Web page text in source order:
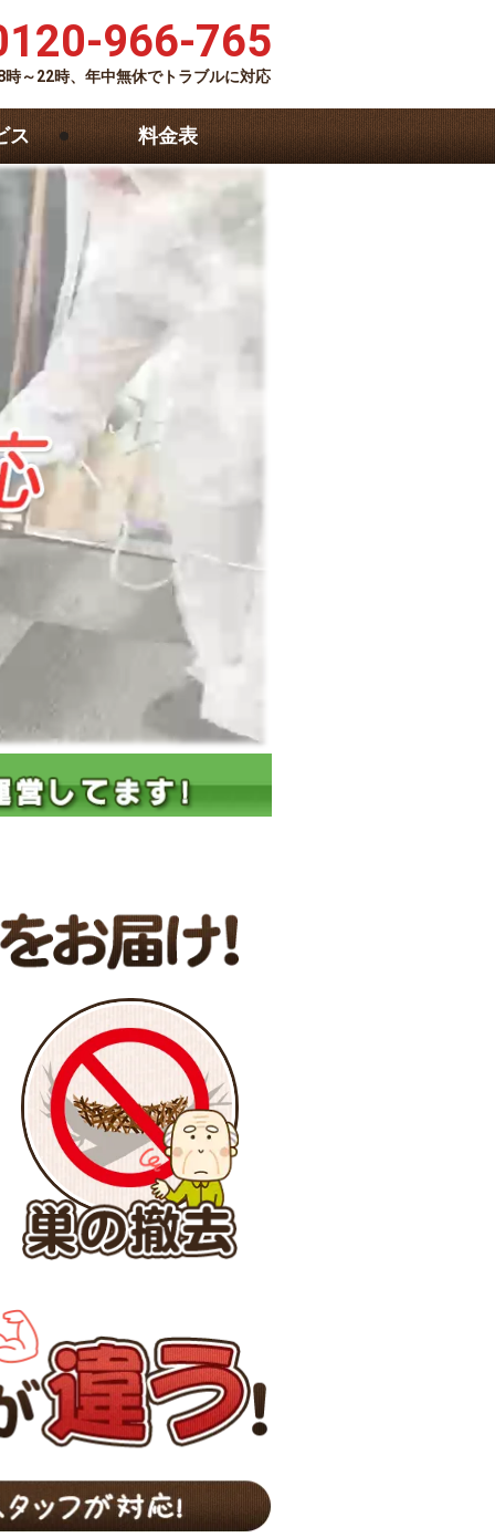
966-765
時～22時、年中無休でトラブルに対応
ス 料金表